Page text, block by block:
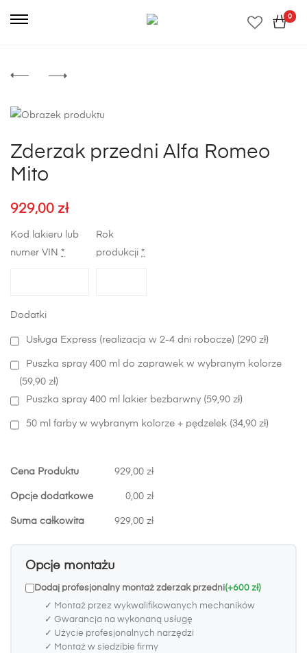
0
Zderzak przedni Alfa Romeo
Mito
929,00 zł
Kod lakieru lub
numer VIN *
Rok
produkcji *
Dodatki
Usługa Express (realizacja w 2-4 dni robocze) (290 zł)
Puszka spray 400 ml do zaprawek w wybranym kolorze
(59,90 zł)
Puszka spray 400 ml lakier bezbarwny (59,90 zł)
50 ml farby w wybranym kolorze + pędzelek (34,90 zł)
Cena Produktu 929,00 zł
Opcje dodatkowe 0,00 zł
Suma całkowita 929,00 zł
Opcje montażu
Dodaj profesjonalny montaż zderzak przedni(+600 zł)
✓ Montaż przez wykwalifikowanych mechaników
✓ Gwarancja na wykonaną usługę
✓ Użycie profesjonalnych narzędzi
✓ Montaż w siedzibie firmy